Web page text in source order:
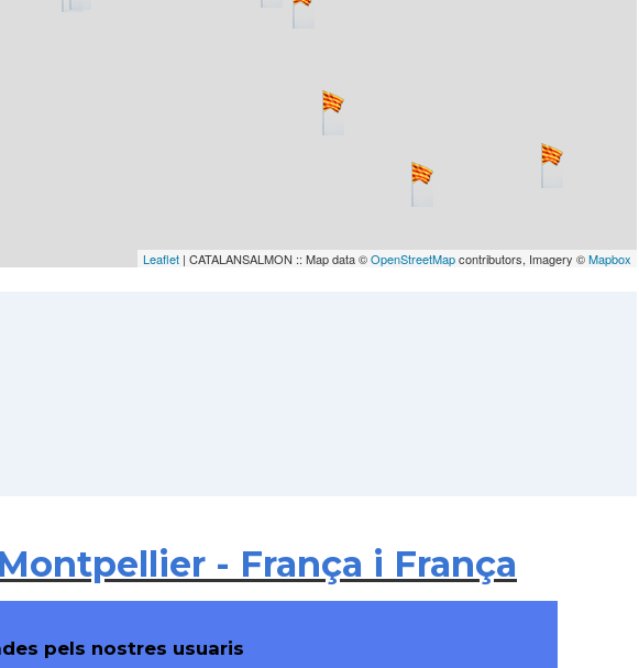
Leaflet | CATALANSALMON :: Map data ©OpenStreetMapcontributors, Imagery ©Mapbox
- França i França
pels nostres usuaris